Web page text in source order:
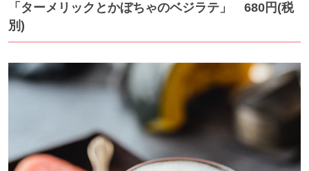
「ターメリックとかぼちゃのベジラテ」 680円(税
別)